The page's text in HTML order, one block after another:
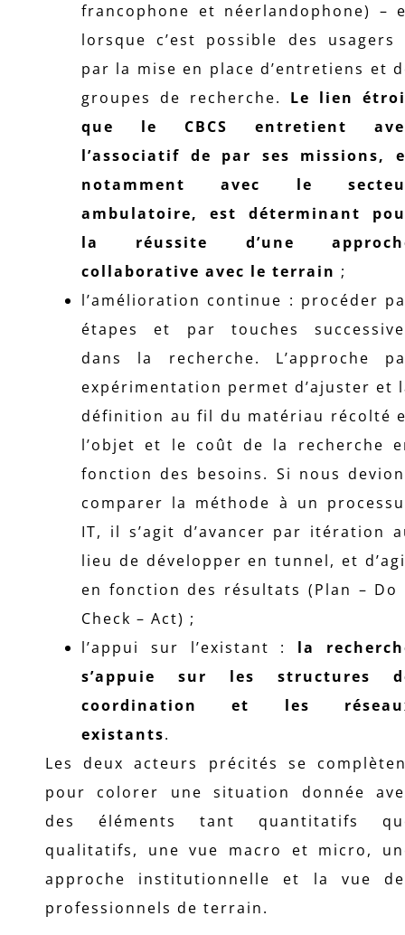
francophone et néerlandophone) –
lorsque c’est possible des usagers
par la mise en place d’entretiens et
groupes de recherche. Le lien
que le CBCS entretient
l’associatif de par ses missions,
notamment avec le
ambulatoire, est déterminant
la réussite d’une
collaborative avec le terrain ;
l’amélioration continue : procéder
étapes et par touches
dans la recherche. L’approche
expérimentation permet d’ajuster et
définition au fil du matériau récolté
l’objet et le coût de la recherche
fonction des besoins. Si nous
comparer la méthode à un
IT, il s’agit d’avancer par itération
lieu de développer en tunnel, et
en fonction des résultats (Plan – Do
Check – Act) ;
l’appui sur l’existant : la
s’appuie sur les structures
coordination et les
existants.
Les deux acteurs précités se
pour colorer une situation donnée
des éléments tant quantitatifs
qualitatifs, une vue macro et micro,
approche institutionnelle et la vue
professionnels de terrain.